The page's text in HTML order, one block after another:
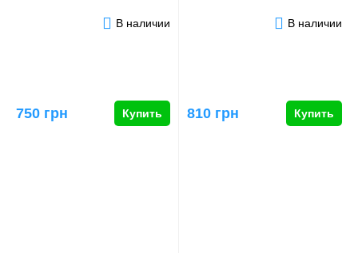
В наличии
750 грн Купить
В наличии
810 грн Купить